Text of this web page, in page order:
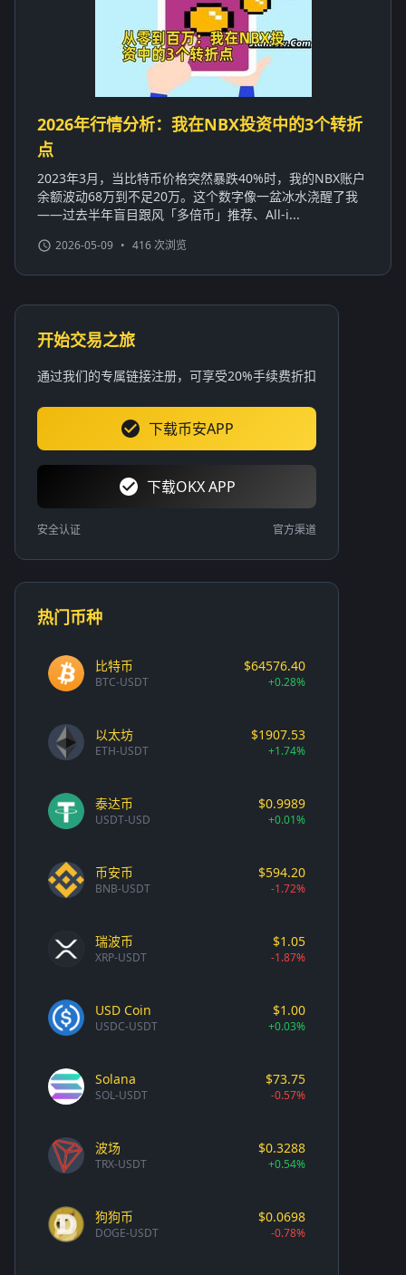
2026年行情分析：我在NBX投资中的3个转折
点
2023年3月，当比特币价格突然暴跌40%时，我的NBX账户
余额波动68万到不足20万。这个数字像一盆冰水浇醒了我
——过去半年盲目跟风「多倍币」推荐、All-i...
2026-05-09 • 416 次浏览
开始交易之旅
通过我们的专属链接注册，可享受20%手续费折扣
下载币安APP
下载OKX APP
安全认证 官方渠道
热门币种
比特币
BTC-USDT
$64576.40
+0.28%
以太坊
ETH-USDT
$1907.53
+1.74%
泰达币
USDT-USD
$0.9989
+0.01%
币安币
BNB-USDT
$594.20
-1.72%
瑞波币
XRP-USDT
$1.05
-1.87%
USD Coin
USDC-USDT
$1.00
+0.03%
Solana
SOL-USDT
$73.75
-0.57%
波场
TRX-USDT
$0.3288
+0.54%
狗狗币
DOGE-USDT
$0.0698
-0.78%